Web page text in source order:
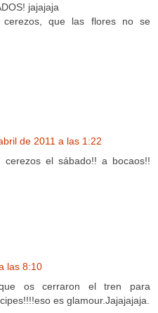
jajajaja
cerezos, que las flores no se
de 2011 a las 1:22
el sábado!! a bocaos!!
las 8:10
que os cerraron el tren para
es glamour.Jajajajaja.